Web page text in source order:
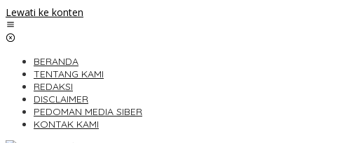
Lewati ke konten
BERANDA
TENTANG KAMI
REDAKSI
DISCLAIMER
PEDOMAN MEDIA SIBER
KONTAK KAMI